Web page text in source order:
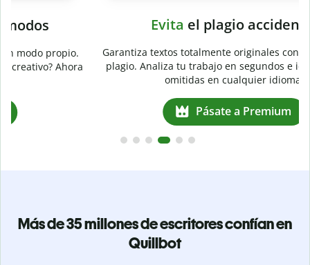
el plagio accidental
Garantiza textos totalmente originales con el detector de
plagio. Analiza tu trabajo en segundos e identifica citas
omitidas en cualquier idioma.
Pásate a Premium
Más de 35 millones de escritores confían en
Quillbot